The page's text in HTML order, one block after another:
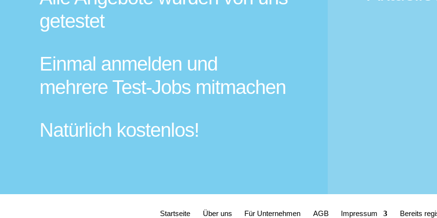
getestet
Einmal anmelden und
mehrere Test-Jobs mitmachen
Natürlich kostenlos!
Startseite Über uns Für Unternehmen AGB Impressum Bereits